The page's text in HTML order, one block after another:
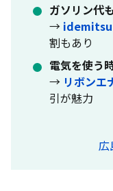
ガソリン代
→ idemitsu
割もあり
電気を使う
→ リボンエ
引が魅力
広